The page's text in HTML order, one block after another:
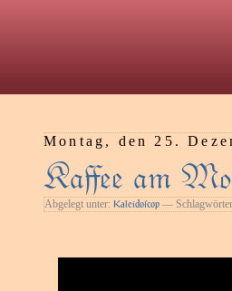
Montag, den 25.
Kaﬀee am
Abgelegt unter: Kaleidoſcop —